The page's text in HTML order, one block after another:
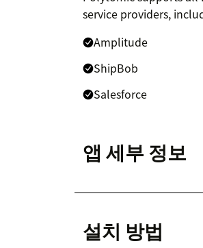
service providers,
Amplitude
ShipBob
Salesforce
앱 세부 정보
설치 방법